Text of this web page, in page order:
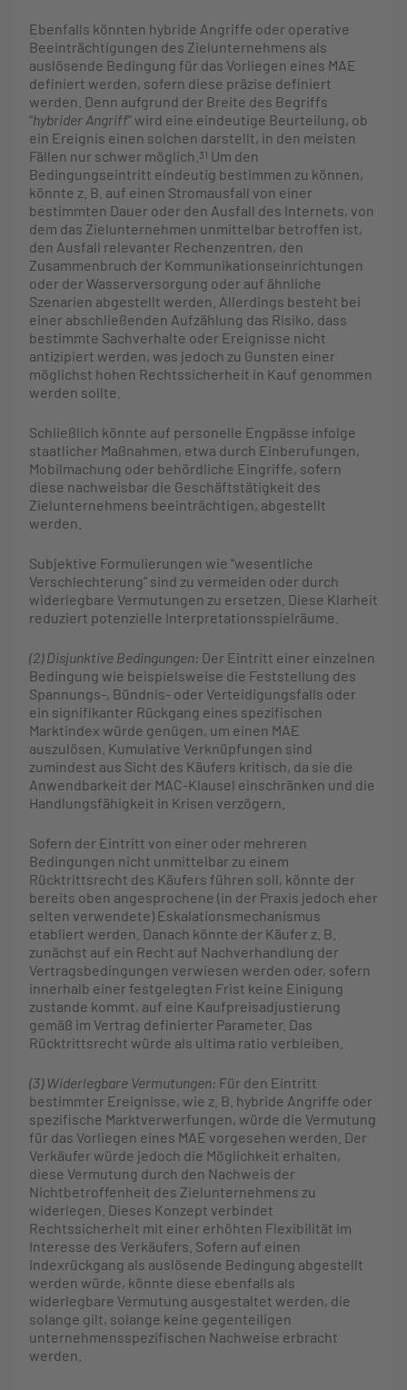
Ebenfalls könnten hybride Angriffe oder operative
Beeinträchtigungen des Zielunternehmens als
auslösende Bedingung für das Vorliegen eines MAE
definiert werden, sofern diese präzise definiert
werden. Denn aufgrund der Breite des Begriffs
“hybrider Angriff” wird eine eindeutige Beurteilung, ob
ein Ereignis einen solchen darstellt, in den meisten
Fällen nur schwer möglich. 31 Um den
Bedingungseintritt eindeutig bestimmen zu können,
könnte z. B. auf einen Stromausfall von einer
bestimmten Dauer oder den Ausfall des Internets, von
dem das Zielunternehmen unmittelbar betroffen ist,
den Ausfall relevanter Rechenzentren, den
Zusammenbruch der Kommunikationseinrichtungen
oder der Wasserversorgung oder auf ähnliche
Szenarien abgestellt werden. Allerdings besteht bei
einer abschließenden Aufzählung das Risiko, dass
bestimmte Sachverhalte oder Ereignisse nicht
antizipiert werden, was jedoch zu Gunsten einer
möglichst hohen Rechtssicherheit in Kauf genommen
werden sollte.
Schließlich könnte auf personelle Engpässe infolge
staatlicher Maßnahmen, etwa durch Einberufungen,
Mobilmachung oder behördliche Eingriffe, sofern
diese nachweisbar die Geschäftstätigkeit des
Zielunternehmens beeinträchtigen, abgestellt
werden.
Subjektive Formulierungen wie “wesentliche
Verschlechterung” sind zu vermeiden oder durch
widerlegbare Vermutungen zu ersetzen. Diese Klarheit
reduziert potenzielle Interpretationsspielräume.
(2) Disjunktive Bedingungen: Der Eintritt einer einzelnen
Bedingung wie beispielsweise die Feststellung des
Spannungs-, Bündnis- oder Verteidigungsfalls oder
ein signifikanter Rückgang eines spezifischen
Marktindex würde genügen, um einen MAE
auszulösen. Kumulative Verknüpfungen sind
zumindest aus Sicht des Käufers kritisch, da sie die
Anwendbarkeit der MAC-Klausel einschränken und die
Handlungsfähigkeit in Krisen verzögern.
Sofern der Eintritt von einer oder mehreren
Bedingungen nicht unmittelbar zu einem
Rücktrittsrecht des Käufers führen soll, könnte der
bereits oben angesprochene (in der Praxis jedoch eher
selten verwendete) Eskalationsmechanismus
etabliert werden. Danach könnte der Käufer z. B.
zunächst auf ein Recht auf Nachverhandlung der
Vertragsbedingungen verwiesen werden oder, sofern
innerhalb einer festgelegten Frist keine Einigung
zustande kommt, auf eine Kaufpreisadjustierung
gemäß im Vertrag definierter Parameter. Das
Rücktrittsrecht würde als ultima ratio verbleiben.
(3) Widerlegbare Vermutungen: Für den Eintritt
bestimmter Ereignisse, wie z. B. hybride Angriffe oder
spezifische Marktverwerfungen, würde die Vermutung
für das Vorliegen eines MAE vorgesehen werden. Der
Verkäufer würde jedoch die Möglichkeit erhalten,
diese Vermutung durch den Nachweis der
Nichtbetroffenheit des Zielunternehmens zu
widerlegen. Dieses Konzept verbindet
Rechtssicherheit mit einer erhöhten Flexibilität im
Interesse des Verkäufers. Sofern auf einen
Indexrückgang als auslösende Bedingung abgestellt
werden würde, könnte diese ebenfalls als
widerlegbare Vermutung ausgestaltet werden, die
solange gilt, solange keine gegenteiligen
unternehmensspezifischen Nachweise erbracht
werden.